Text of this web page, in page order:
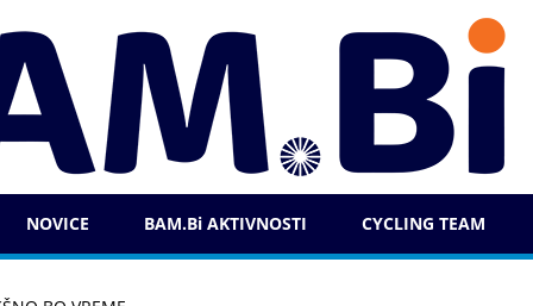
NOVICE BAM.Bi AKTIVNOSTI CYCLING TEAM